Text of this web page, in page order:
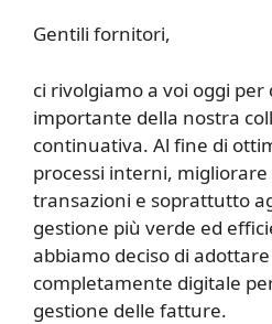
Gentili fornitori,
ci rivolgiamo a voi oggi
importante della nostra
continuativa. Al fine di
processi interni,
transazioni e soprattutto
gestione più verde ed
abbiamo deciso di
completamente digitale
gestione delle fatture.